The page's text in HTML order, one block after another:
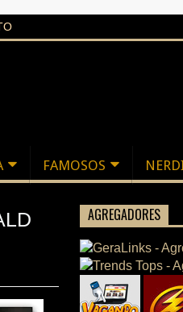
FAMOSOS
AGREGADORES